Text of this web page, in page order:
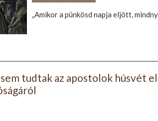
„Amikor a pünkösd napja eljött,
tudtak az apostolok húsvét